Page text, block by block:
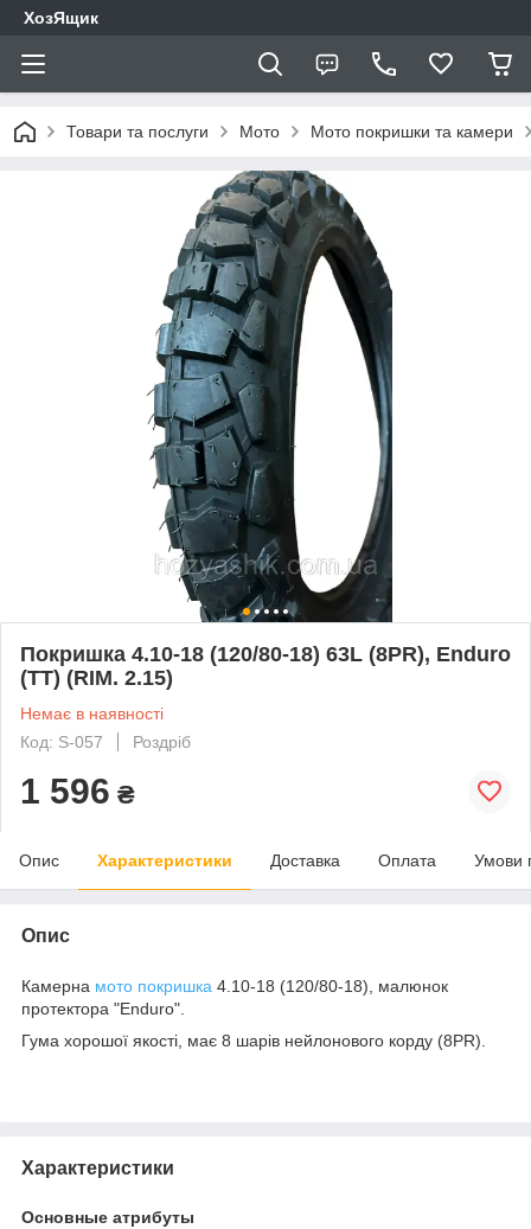
ХозЯщик
Товари та послуги Мото Мото покришки та камери
Покришка 4.10-18 (120/80-18) 63L (8PR), Enduro
(ТТ) (RIM. 2.15)
Немає в наявності
Код: S-057
Роздріб
1 596 ₴
Опис Характеристики Доставка Оплата Умови
Опис
Камерна мото покришка 4.10-18 (120/80-18), малюнок
протектора "Enduro".
Гума хорошої якості, має 8 шарів нейлонового корду (8PR).
Характеристики
Основные атрибуты